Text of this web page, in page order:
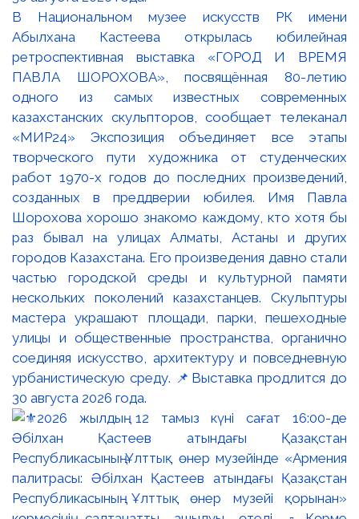
В Национальном музее искусств РК имени
Абылхана Кастеева открылась юбилейная
ретроспективная выставка «ГОРОД И ВРЕМЯ
ПАВЛА ШОРОХОВА», посвящённая 80-летию
одного из самых известных современных
казахстанских скульпторов, сообщает телеканал
«МИР24» Экспозиция объединяет все этапы
творческого пути художника от студенческих
работ 1970-х годов до последних произведений,
созданных в преддверии юбилея. Имя Павла
Шорохова хорошо знакомо каждому, кто хотя бы
раз бывал на улицах Алматы, Астаны и других
городов Казахстана. Его произведения давно стали
частью городской среды и культурной памяти
нескольких поколений казахстанцев. Скульптуры
мастера украшают площади, парки, пешеходные
улицы и общественные пространства, органично
соединяя искусство, архитектуру и повседневную
урбанистическую среду. 📌Выставка продлится до
30 августа 2026 года.